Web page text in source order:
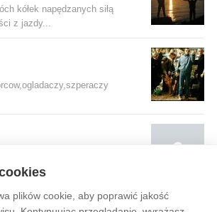
plików cookie, aby poprawić jakość
kółek napędzanych siłą
z jazdy...
Regulamin Prywatność